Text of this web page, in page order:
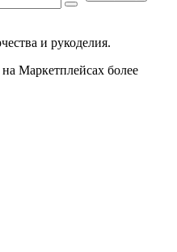
и рукоделия.
Маркетплейсах более